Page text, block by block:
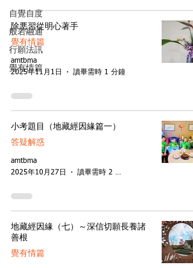
自覺自度
般若融通
行願法訊
覺有情篇
除悪習從明心著手
覺有情篇
amtbma
2025年11月1日
讀畢需時 1 分鐘
小考題目（地藏經因緣篇一）
答疑解惑
amtbma
2025年10月27日
讀畢需時 2 分鐘
地藏經因緣（七）～深信切願長養諸
善根
覺有情篇